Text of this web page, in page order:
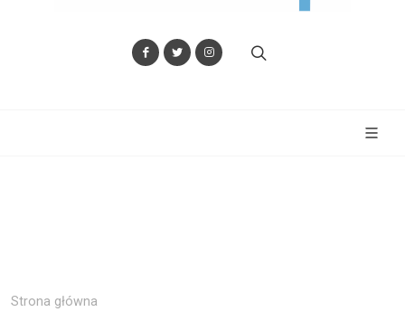
Strona główna